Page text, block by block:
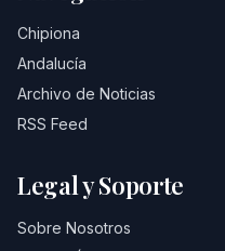
Chipiona
Andalucía
Archivo de Noticias
RSS Feed
Legal y Soporte
Sobre Nosotros